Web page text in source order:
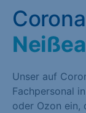
Unser auf
Fachpersonal
oder Ozon ein,